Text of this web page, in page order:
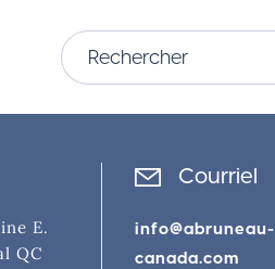
E.
QC
Courriel
info@abruneau-
canada.com